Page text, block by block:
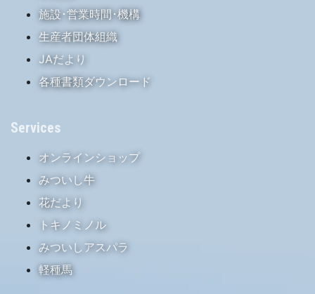
施設･営業時間･機構
生産者団体組織
JAだより
各種書類ダウンロード
Services
オンラインショップ
みついし牛
花だより
トキノミノル
みついしアスパラ
軽種馬